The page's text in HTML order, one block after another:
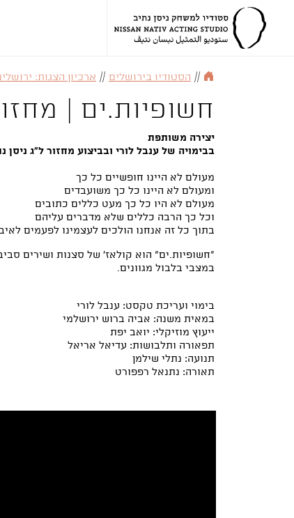
// הסטודיו בירושלים // ארכיון הצגות:
חשופיות.ים |
יצירה משותפת
בבימויה של ענבל לורי ובביצוע מחזור ל"ג ניסן
מעולם לא היינו חופשיים כל כך
ומעולם לא היינו כל כך משועבדים
מעולם לא היו כל כך מעט כללים כתובים
וכל כך הרבה כללים שלא מדברים עליהם
בתוך כל זה אנחנו הולכים לעצמינו לפעמים
״חשופיות.ים״ הוא קולאז׳ של סצנות ושירים
במצבי בלבול מגוונים.
בימוי ועריכת טקסט: ענבל לורי
במאית משנה: אביה ברוש ירושלמי
ייעוץ מוזיקלי: יואב יפת
תפאורה ותלבושות: עדיאל אריאל
תנועה: נתלי שילמן
תאורה: נתנאל רפפורט